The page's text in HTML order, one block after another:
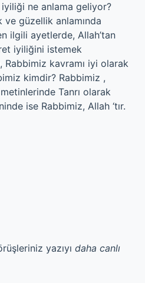
ne anlama geliyor?
ve güzellik anlamında
ilgili ayetlerde, Allah’tan
iyiliğini istemek
Rabbimiz kavramı iyi olarak
kimdir? Rabbimiz ,
Tanrı olarak
ise Rabbimiz, Allah ‘tır.
yazıyı daha canlı